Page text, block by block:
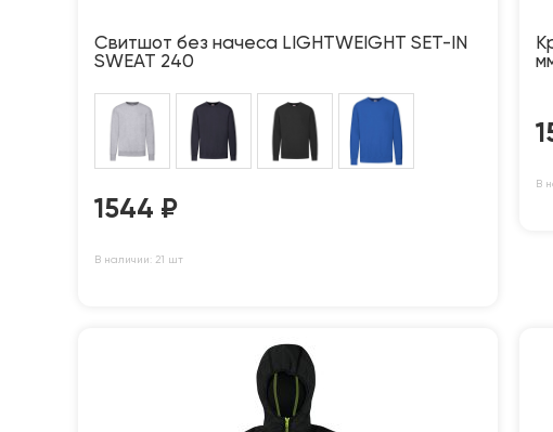
Свитшот без начеса LIGHTWEIGHT SET-IN
SWEAT 240
1544 ₽
В наличии: 21 шт
В